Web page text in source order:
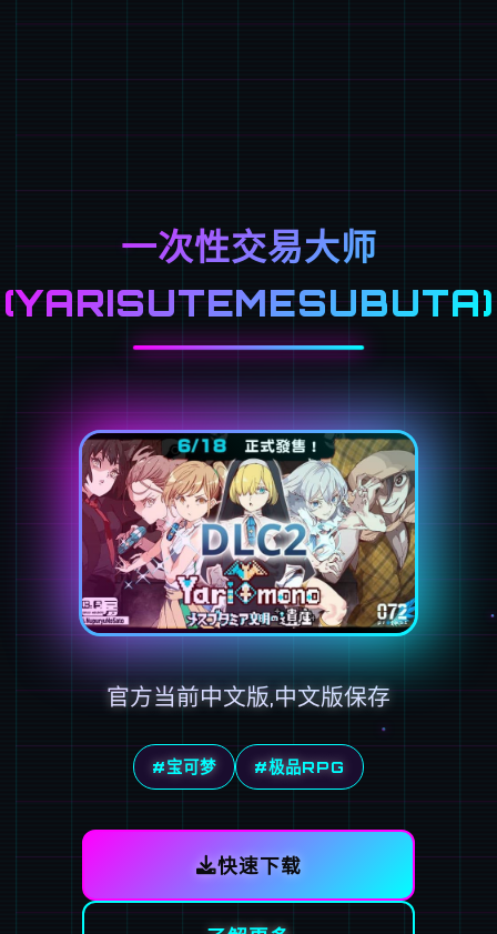
一次性交易大师
(YARISUTEMESUBUTA)
官方当前中文版,中文版保存
#宝可梦 #极品RPG
快速下载